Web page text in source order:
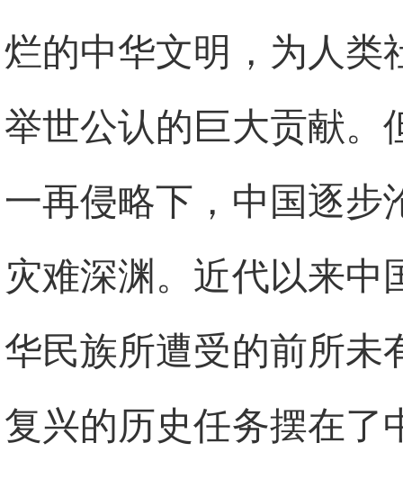
烂的中华文明，为人类
举世公认的巨大贡献。
一再侵略下，中国逐步
灾难深渊。近代以来中
华民族所遭受的前所未
复兴的历史任务摆在了